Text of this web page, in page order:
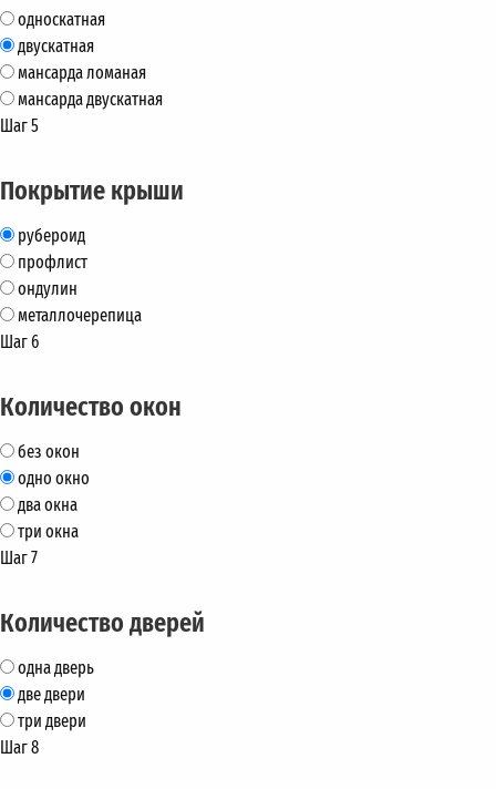
односкатная
двускатная
мансарда ломаная
мансарда двускатная
Шаг 5
Покрытие крыши
рубероид
профлист
ондулин
металлочерепица
Шаг 6
Количество окон
без окон
одно окно
два окна
три окна
Шаг 7
Количество дверей
одна дверь
две двери
три двери
Шаг 8